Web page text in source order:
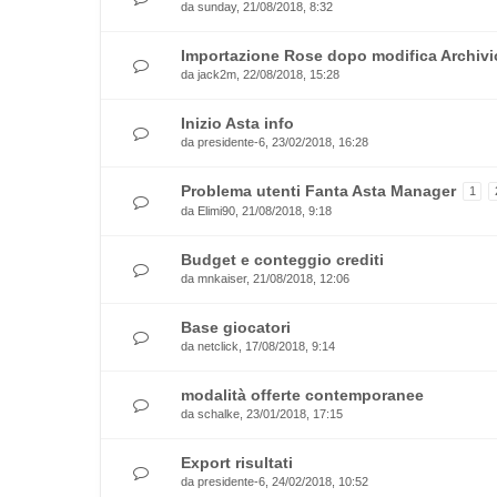
da sunday, 21/08/2018, 8:32
Importazione Rose dopo modifica
da jack2m , 22/08/2018, 15:28
Inizio Asta info
da presidente-6 , 23/02/2018, 16:28
Problema utenti Fanta Asta Manager 1
da Elimi90 , 21/08/2018, 9:18
Budget e conteggio crediti
da mnkaiser, 21/08/2018, 12:06
Base giocatori
da netclick , 17/08/2018, 9:14
modalità offerte contemporanee
da schalke , 23/01/2018, 17:15
Export risultati
da presidente-6 , 24/02/2018, 10:52